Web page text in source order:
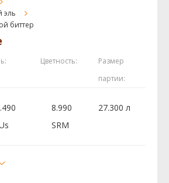
(East Kent Golding)
0.5 шт
эль
биттер
Цветность:
Размер
партии:
8.990
SRM
27.300 л